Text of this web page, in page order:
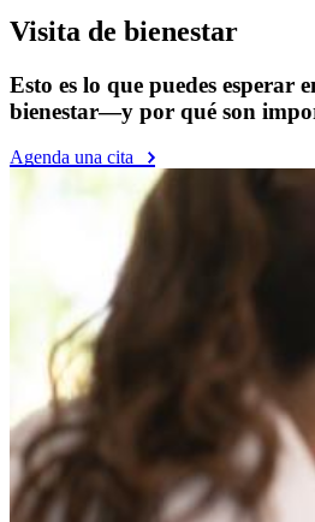
Visita de bienestar
Esto es lo que puedes esperar
bienestar—y por qué son
Agenda una cita